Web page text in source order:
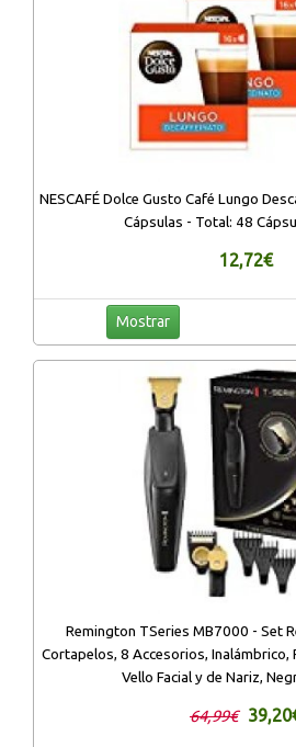
NESCAFÉ Dolce Gusto Café Lungo
Cápsulas - Total: 48
12,72€
Mostrar
Remington TSeries MB7000 - Set
Cortapelos, 8 Accesorios, Inalámbrico,
Vello Facial y de Nariz,
64,99€